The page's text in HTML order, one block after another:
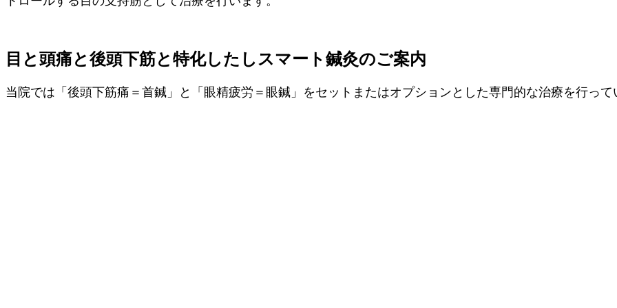
目と頭痛と後頭下筋と特化したしスマート鍼灸のご案内
当院では「後頭下筋痛＝首鍼」と「眼精疲労＝眼鍼」をセットまたはオプションとした専門的な治療を行って